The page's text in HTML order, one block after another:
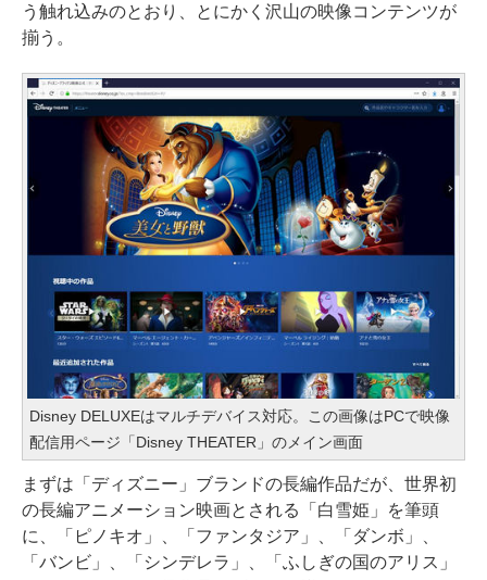
う触れ込みのとおり、とにかく沢山の映像コンテンツが
揃う。
Disney DELUXEはマルチデバイス対応。この画像はPCで映像
配信用ページ「Disney THEATER」のメイン画面
まずは「ディズニー」ブランドの長編作品だが、世界初
の長編アニメーション映画とされる「白雪姫」を筆頭
に、「ピノキオ」、「ファンタジア」、「ダンボ」、
「バンビ」、「シンデレラ」、「ふしぎの国のアリス」